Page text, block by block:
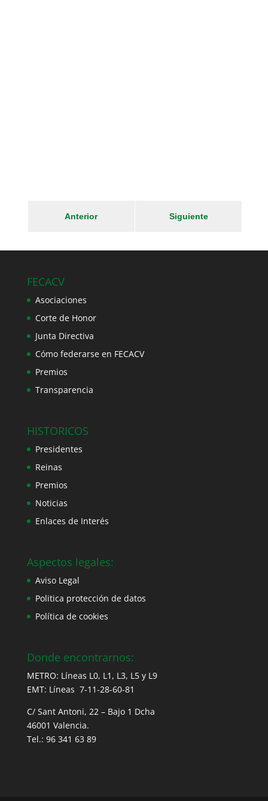
Anterior Siguiente
FECACV
Asociaciones
Corte de Honor
Junta Directiva
Cómo federarse en FECACV
Premios
Transparencia
HISTORICOS
Presidentes
Reinas
Premios
Noticias
Enlaces de Interés
Aspectos legales:
Aviso Legal
Politica protección de datos
Política de cookies
Donde encontrarnos:
METRO: Líneas L0, L1, L3, L5 y L9
EMT: Líneas 7-11-28-60-81
C/ Sant Antoni, 22 – Bajo 1 Dcha
46001 Valencia.
Tel.: 96 341 63 89